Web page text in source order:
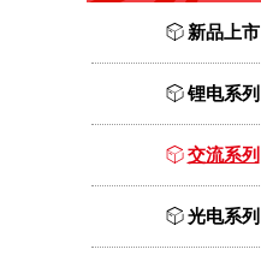
ꁦ 新品上市
ꁦ 锂电系列
ꁦ 交流系列
ꁦ 光电系列